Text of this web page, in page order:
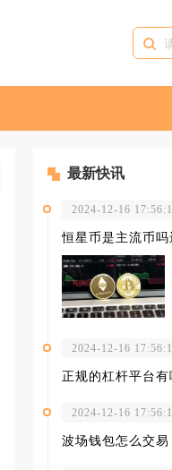
最新快讯
2024-12-16
恒星币是主流币吗
2024-12-16
正规的杠杆平台有
2024-12-16
波场钱包怎么交易